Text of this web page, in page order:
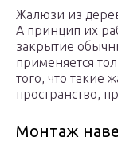
Жалюзи из
А принцип их
закрытие
применяется
того, что такие
пространство,
Монтаж